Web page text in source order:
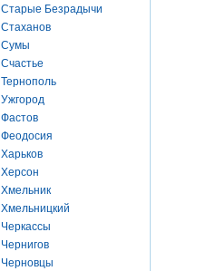
Старые Безрадычи
Стаханов
Сумы
Счастье
Тернополь
Ужгород
Фастов
Феодосия
Харьков
Херсон
Хмельник
Хмельницкий
Черкассы
Чернигов
Черновцы